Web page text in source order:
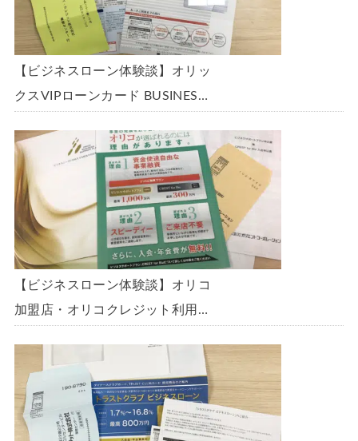
【ビジネスローン体験談】オリッ
クスVIPローンカード BUSINESS
の金利で借りられました。全手順
を丁寧に解説します。
【ビジネスローン体験談】オリコ
加盟店・オリコクレジット利用中
「オリコビジネスサポートプラ
ン」を使う方法がないか、問い合
わせてみた。